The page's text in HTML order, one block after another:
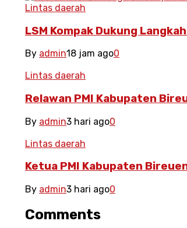
Lintas daerah
LSM Kompak Dukung
By admin18 jam ago0
Lintas daerah
Relawan PMI Kabupaten
By admin3 hari ago0
Lintas daerah
Ketua PMI Kabupaten
By admin3 hari ago0
Comments